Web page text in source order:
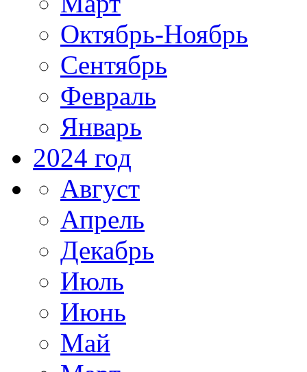
Октябрь-Ноябрь
Сентябрь
Февраль
Январь
2024 год
Август
Апрель
Декабрь
Июль
Июнь
Май